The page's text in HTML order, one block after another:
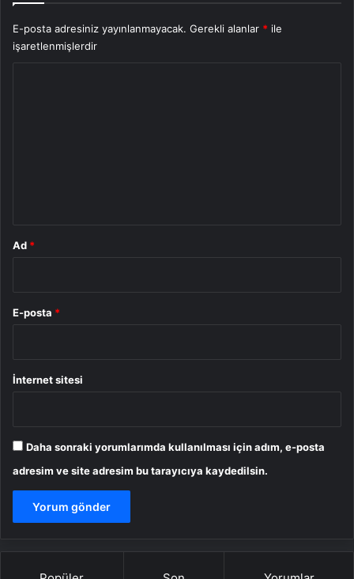
E-posta adresiniz yayınlanmayacak. Gerekli alanlar * ile
işaretlenmişlerdir
Ad *
E-posta *
İnternet sitesi
Daha sonraki yorumlarımda kullanılması için adım, e-posta
adresim ve site adresim bu tarayıcıya kaydedilsin.